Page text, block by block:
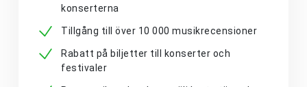
konserterna
Tillgång till över 10 000 musikrecensioner
Rabatt på biljetter till konserter och
festivaler